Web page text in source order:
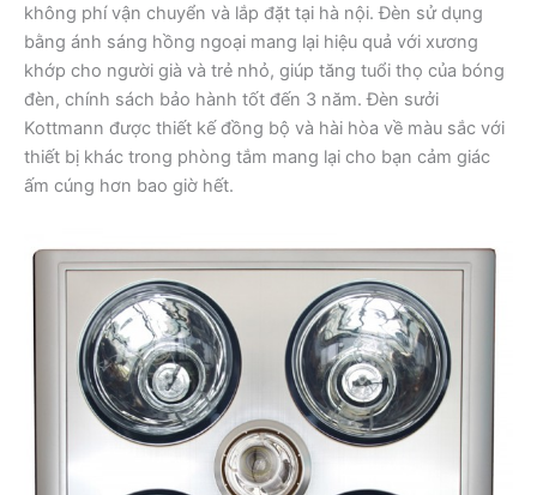
không phí vận chuyển và lắp đặt tại hà nội. Đèn sử dụng
bằng ánh sáng hồng ngoại mang lại hiệu quả với xương
khớp cho người già và trẻ nhỏ, giúp tăng tuổi thọ của bóng
đèn, chính sách bảo hành tốt đến 3 năm. Đèn sưởi
Kottmann được thiết kế đồng bộ và hài hòa về màu sắc với
thiết bị khác trong phòng tắm mang lại cho bạn cảm giác
ấm cúng hơn bao giờ hết.